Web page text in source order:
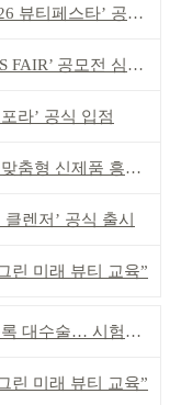
페스타’ 공동 주최
공모전 심사 성료
라’ 공식 입점
신제품 흥행 ‘쌍끌이’
렌저’ 공식 출시
미래 뷰티 교육”
… 시험자료 공용 허용
미래 뷰티 교육”